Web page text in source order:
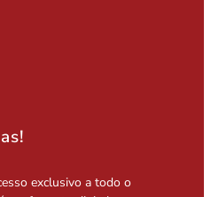
exclusivo a todo o